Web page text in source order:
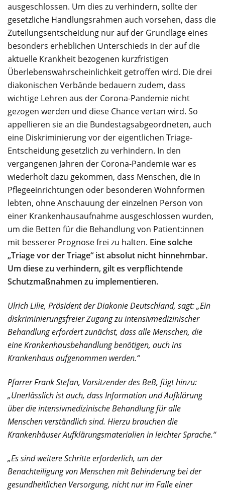
ausgeschlossen. Um dies zu verhindern, sollte der
gesetzliche Handlungsrahmen auch vorsehen, dass die
Zuteilungsentscheidung nur auf der Grundlage eines
besonders erheblichen Unterschieds in der auf die
aktuelle Krankheit bezogenen kurzfristigen
Überlebenswahrscheinlichkeit getroffen wird. Die drei
diakonischen Verbände bedauern zudem, dass
wichtige Lehren aus der Corona-Pandemie nicht
gezogen werden und diese Chance vertan wird. So
appellieren sie an die Bundestagsabgeordneten, auch
eine Diskriminierung vor der eigentlichen Triage-
Entscheidung gesetzlich zu verhindern. In den
vergangenen Jahren der Corona-Pandemie war es
wiederholt dazu gekommen, dass Menschen, die in
Pflegeeinrichtungen oder besonderen Wohnformen
lebten, ohne Anschauung der einzelnen Person von
einer Krankenhausaufnahme ausgeschlossen wurden,
um die Betten für die Behandlung von Patient:innen
mit besserer Prognose frei zu halten. Eine solche
„Triage vor der Triage“ ist absolut nicht hinnehmbar.
Um diese zu verhindern, gilt es verpflichtende
Schutzmaßnahmen zu implementieren.
Ulrich Lilie, Präsident der Diakonie Deutschland, sagt: „Ein
diskriminierungsfreier Zugang zu intensivmedizinischer
Behandlung erfordert zunächst, dass alle Menschen, die
eine Krankenhausbehandlung benötigen, auch ins
Krankenhaus aufgenommen werden.“
Pfarrer Frank Stefan, Vorsitzender des BeB, fügt hinzu:
„Unerlässlich ist auch, dass Information und Aufklärung
über die intensivmedizinische Behandlung für alle
Menschen verständlich sind. Hierzu brauchen die
Krankenhäuser Aufklärungsmaterialien in leichter Sprache.“
„Es sind weitere Schritte erforderlich, um der
Benachteiligung von Menschen mit Behinderung bei der
gesundheitlichen Versorgung, nicht nur im Falle einer